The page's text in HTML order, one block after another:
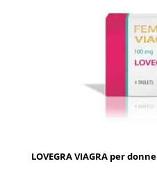
LOVEGRA VIAGRA per donne